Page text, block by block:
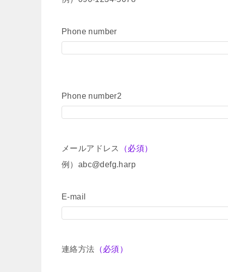
Phone number
Phone number2
メールアドレス
（必須）
例）abc@defg.harp
E-mail
連絡方法 （必須）